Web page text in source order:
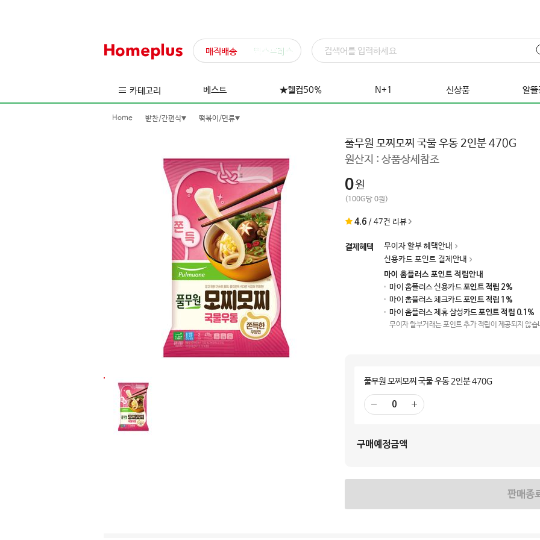
매직배송 익스프레스
카테고리 베스트 ★웰컴50% N+1 신상품 알뜰
Home 반찬/간편식 떡볶이/면류
풀무원 모찌모찌 국물 우동 2인분 470G
원산지 : 상품상세참조
0원
(100G당 0원)
4.6 / 47건 리뷰
결제혜택
무이자 할부 혜택안내
신용카드 포인트 결제안내
마이 홈플러스 포인트 적립안내
마이 홈플러스 신용카드포인트 적립 2%
마이 홈플러스 체크카드포인트 적립 1%
마이 홈플러스 제휴 삼성카드포인트 적립 0.1%
무이자 할부거래는 포인트 추가 적립이 제공되지 않습
풀무원 모찌모찌 국물 우동 2인분 470G
기
더
하
구매예정금액
판매종